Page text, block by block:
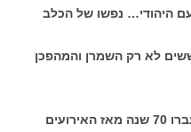
היהודי… נפשו של הכלב
לא רק השמרן והמהפכן
בסיום מחקרו כותב אורי: "אף כי עברו 70 שנה מאז האירועים